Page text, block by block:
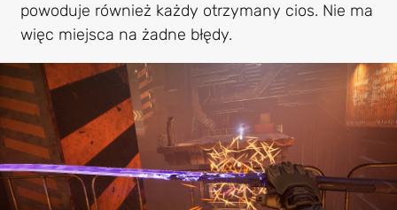
powoduje również każdy otrzymany cios. Nie ma
więc miejsca na żadne błędy.